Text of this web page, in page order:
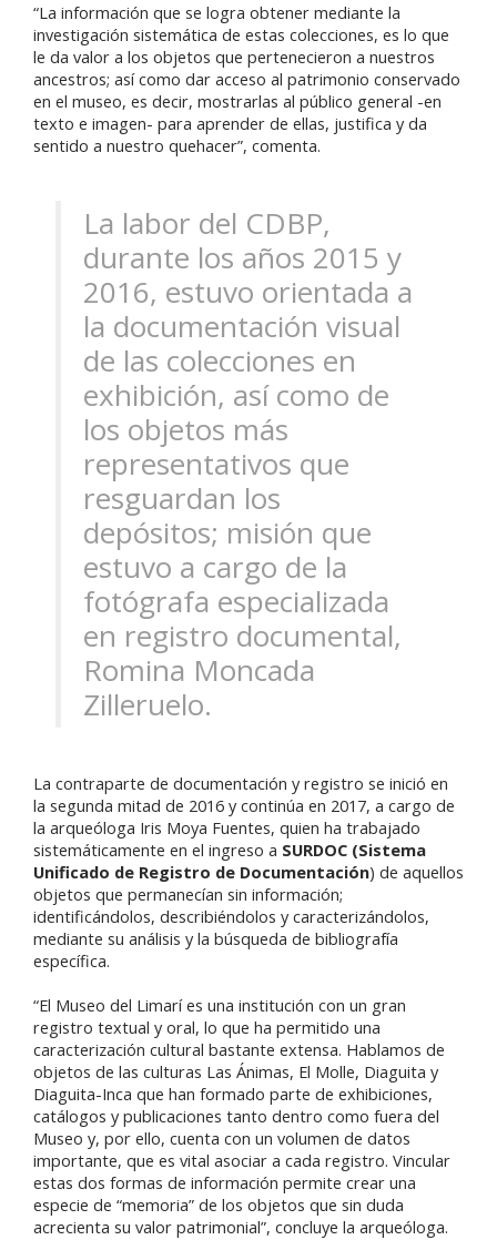
“La información que se logra obtener mediante la
investigación sistemática de estas colecciones, es lo que
le da valor a los objetos que pertenecieron a nuestros
ancestros; así como dar acceso al patrimonio conservado
en el museo, es decir, mostrarlas al público general -en
texto e imagen- para aprender de ellas, justifica y da
sentido a nuestro quehacer”, comenta.
La labor del CDBP,
durante los años 2015 y
2016, estuvo orientada a
la documentación visual
de las colecciones en
exhibición, así como de
los objetos más
representativos que
resguardan los
depósitos; misión que
estuvo a cargo de la
fotógrafa especializada
en registro documental,
Romina Moncada
Zilleruelo.
La contraparte de documentación y registro se inició en
la segunda mitad de 2016 y continúa en 2017, a cargo de
la arqueóloga Iris Moya Fuentes, quien ha trabajado
sistemáticamente en el ingreso a SURDOC (Sistema
Unificado de Registro de Documentación) de aquellos
objetos que permanecían sin información;
identificándolos, describiéndolos y caracterizándolos,
mediante su análisis y la búsqueda de bibliografía
específica.
“El Museo del Limarí es una institución con un gran
registro textual y oral, lo que ha permitido una
caracterización cultural bastante extensa. Hablamos de
objetos de las culturas Las Ánimas, El Molle, Diaguita y
Diaguita-Inca que han formado parte de exhibiciones,
catálogos y publicaciones tanto dentro como fuera del
Museo y, por ello, cuenta con un volumen de datos
importante, que es vital asociar a cada registro. Vincular
estas dos formas de información permite crear una
especie de “memoria” de los objetos que sin duda
acrecienta su valor patrimonial”, concluye la arqueóloga.